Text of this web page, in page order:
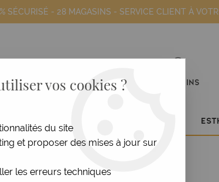
SÉCURISÉ - 28 MAGASINS - SERVICE CLIENT À
Magasins
vos cookies ?
du site
et proposer des mises à jour sur
les erreurs techniques